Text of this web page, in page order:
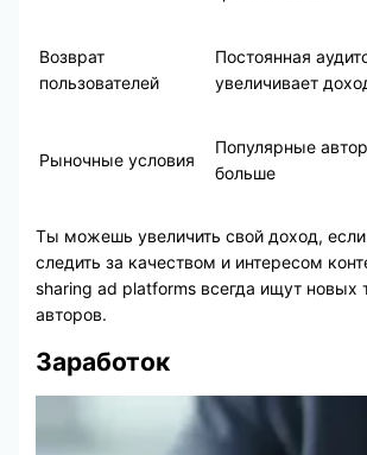
Возврат
пользователей
Постоянная
увеличивает
Рыночные условия
Популярные
больше
Ты можешь увеличить свой доход,
следить за качеством и интересом
sharing ad platforms всегда ищут новых
авторов.
Заработок